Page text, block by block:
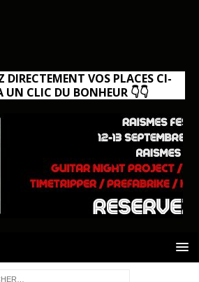
VOS PLACES CI-
UN CLIC DU BONHEUR 👇👇